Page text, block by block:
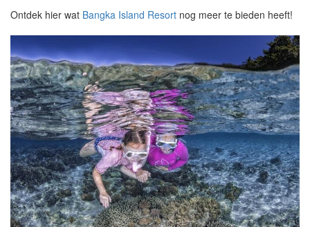
Ontdek hier wat Bangka Island Resort nog meer te bieden heeft!